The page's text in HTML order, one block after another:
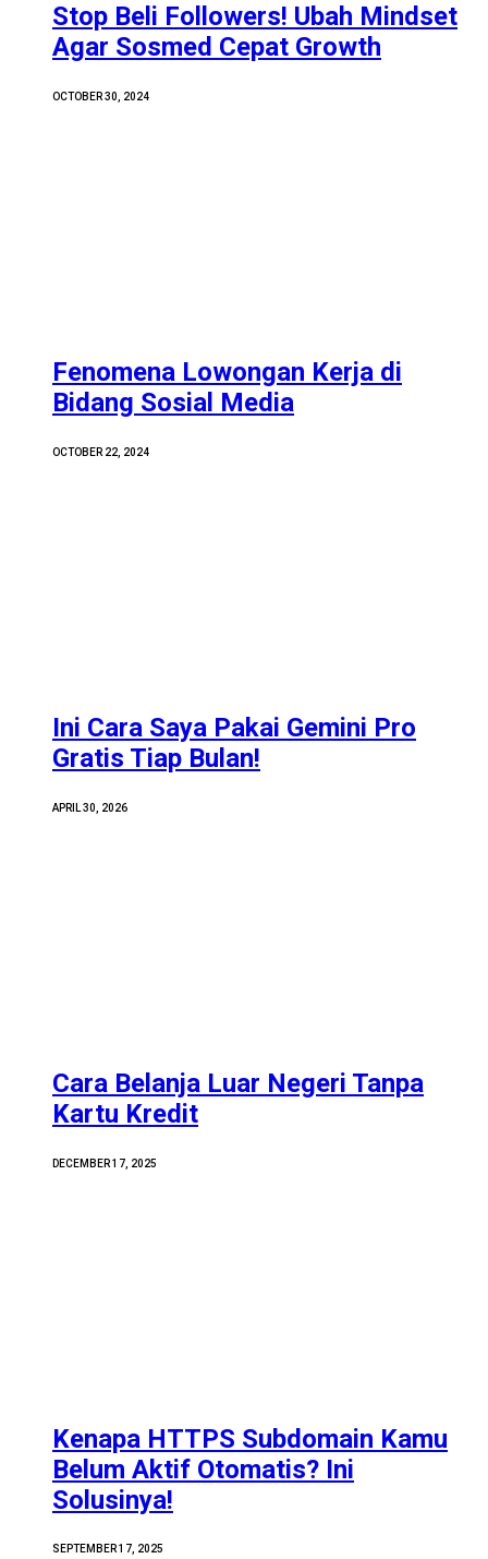
Stop Beli Followers! Ubah Mindset
Agar Sosmed Cepat Growth
OCTOBER 30, 2024
Fenomena Lowongan Kerja di
Bidang Sosial Media
OCTOBER 22, 2024
Ini Cara Saya Pakai Gemini Pro
Gratis Tiap Bulan!
APRIL 30, 2026
Cara Belanja Luar Negeri Tanpa
Kartu Kredit
DECEMBER 17, 2025
Kenapa HTTPS Subdomain Kamu
Belum Aktif Otomatis? Ini
Solusinya!
SEPTEMBER 17, 2025